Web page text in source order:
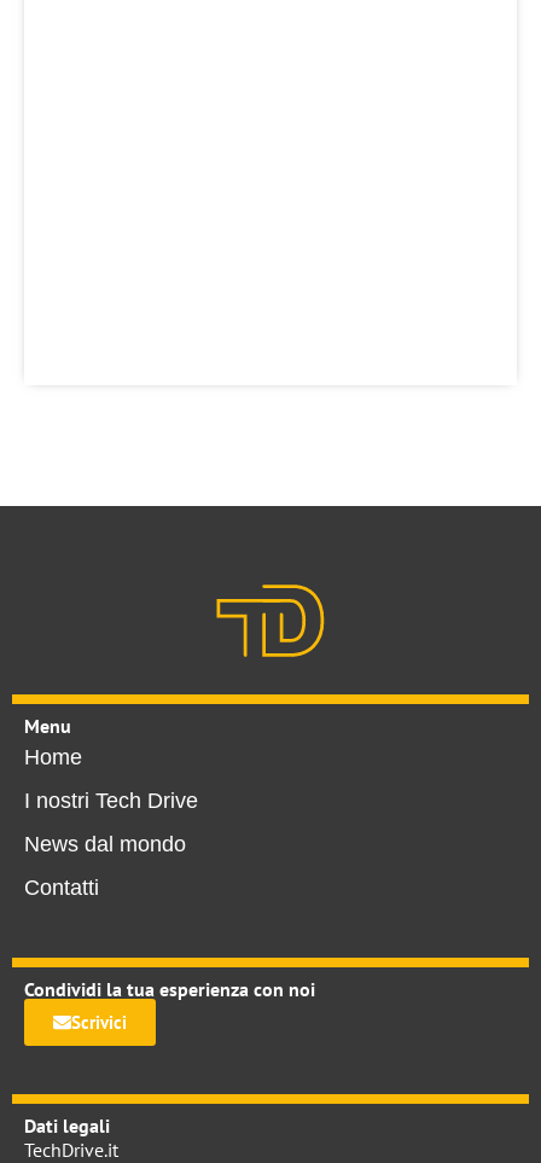
Menu
Home
I nostri Tech Drive
News dal mondo
Contatti
Condividi la tua esperienza con noi
Scrivici
Dati legali
TechDrive.it